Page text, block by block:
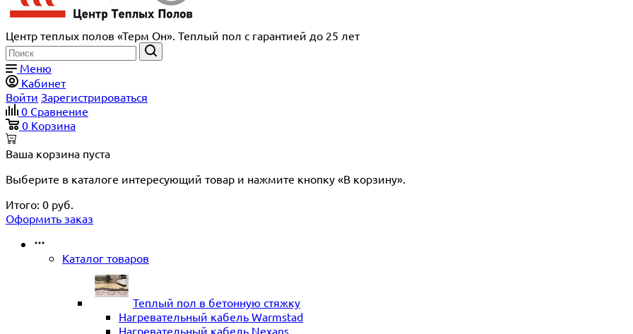
Центр теплых полов «Терм Он». Теплый пол с гарантией до 25 лет
Меню
Кабинет
Войти Зарегистрироваться
0 Сравнение
0 Корзина
Ваша корзина пуста
Выберите в каталоге интересующий товар и нажмите кнопку «В корзину».
Итого: 0 руб.
Оформить заказ
Каталог товаров
Теплый пол в бетонную стяжку
Нагревательный кабель Warmstad
Нагревательный кабель Nexans